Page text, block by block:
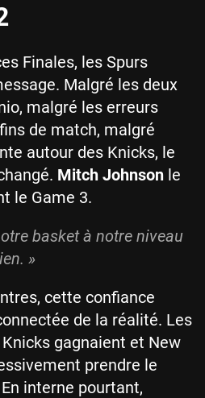
Finales, les Spurs
Malgré les deux
malgré les erreurs
de match, malgré
autour des Knicks, le
Mitch Johnson le
le Game 3.
basket à notre niveau
»
cette confiance
de la réalité. Les
gagnaient et New
prendre le
interne pourtant,